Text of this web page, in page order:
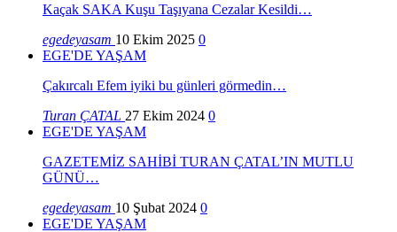
Kaçak SAKA Kuşu Taşıyana Cezalar Kesildi…
egedeyasam 10 Ekim 2025 0
EGE'DE YAŞAM
Çakırcalı Efem iyiki bu günleri görmedin…
Turan ÇATAL 27 Ekim 2024 0
EGE'DE YAŞAM
GAZETEMİZ SAHİBİ TURAN ÇATAL’IN MUTLU
GÜNÜ…
egedeyasam 10 Şubat 2024 0
EGE'DE YAŞAM